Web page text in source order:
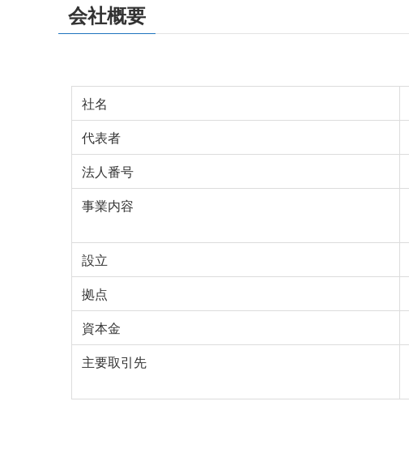
会社概要
社名
代表者
法人番号
事業内容
設立
拠点
資本金
主要取引先